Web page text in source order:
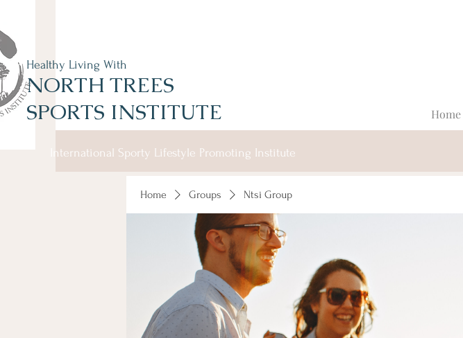
Healthy Living With
NORTH TREES
SPORTS INSTITUTE
International Sporty Lifestyle Promoting Institute
Home
Home Groups Ntsi Group